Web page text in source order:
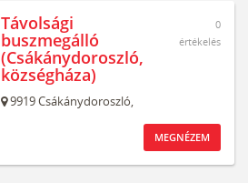
Távolsági
buszmegálló
(Csákánydoroszló,
községháza)
9919Csákánydoroszló,
0
értékelés
MEGNÉZEM